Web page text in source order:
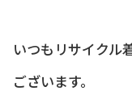
いつもリサイクル
ございます。